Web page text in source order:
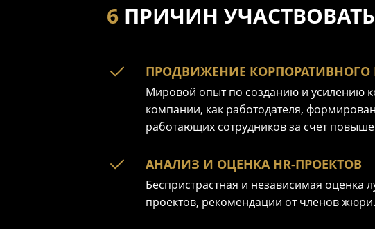
6 ПРИЧИН
ПРОДВИЖЕНИЕ КОРПОРАТИВНОГО
Мировой опыт по созданию и усилению
компании, как работодателя,
работающих сотрудников за счет
АНАЛИЗ И ОЦЕНКА HR-ПРОЕКТОВ
Беспристрастная и независимая
проектов, рекомендации отчленов жюри.